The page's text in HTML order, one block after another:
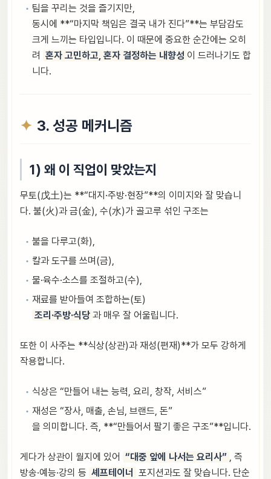
팀을 꾸리는 것을 즐기지만,
동시에 **“마지막 책임은 결국 내가 진다”**는 부담감도
크게 느끼는 타입입니다. 이 때문에 중요한 순간에는 오히
려 혼자 고민하고, 혼자 결정하는 내향성 이 드러나기도 합
니다.
3. 성공 메커니즘
1) 왜 이 직업이 맞았는지
무토(戊土)는 **“대지·주방·현장”**의 이미지와 잘 맞습니
다. 불(火)과 금(金), 수(水)가 골고루 섞인 구조는
불을 다루고(화),
칼과 도구를 쓰며(금),
물·육수·소스를 조절하고(수),
재료를 받아들여 조합하는(토)
조리·주방·식당 과 매우 잘 어울립니다.
또한 이 사주는 **식상(상관)과 재성(편재)**가 모두 강하게
작용합니다.
식상은 “만들어 내는 능력, 요리, 창작, 서비스”
재성은 “장사, 매출, 손님, 브랜드, 돈”
을 의미합니다. 즉, **“만들어서 팔기 좋은 구조”**입니다.
게다가 상관이 월지에 있어 “대중 앞에 나서는 요리사” , 즉
방송·예능·강의 등 셰프테이너
포지션과도 잘 맞습니다. 단순